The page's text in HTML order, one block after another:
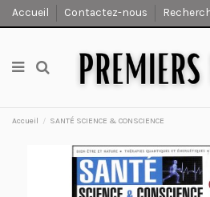
Accueil Contactez-nous
Accueil SANTÉ SCIENCE & CONSCIENCE